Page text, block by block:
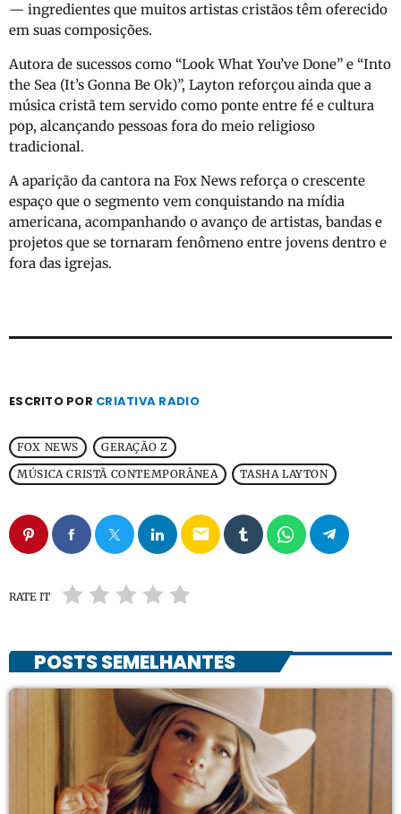
— ingredientes que muitos artistas cristãos têm oferecido
em suas composições.
Autora de sucessos como “Look What You’ve Done” e “Into
the Sea (It’s Gonna Be Ok)”, Layton reforçou ainda que a
música cristã tem servido como ponte entre fé e cultura
pop, alcançando pessoas fora do meio religioso
tradicional.
A aparição da cantora na Fox News reforça o crescente
espaço que o segmento vem conquistando na mídia
americana, acompanhando o avanço de artistas, bandas e
projetos que se tornaram fenômeno entre jovens dentro e
fora das igrejas.
ESCRITO POR CRIATIVA RADIO
FOX NEWS
GERAÇÃO Z
MÚSICA CRISTÃ CONTEMPORÂNEA
TASHA LAYTON
email
RATE IT
POSTS SEMELHANTES